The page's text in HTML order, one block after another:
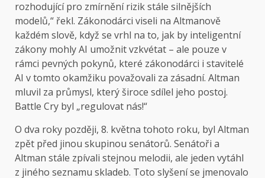
rozhodující pro zmírnění rizik stále silnějších
modelů,“ řekl. Zákonodárci viseli na Altmanově
každém slově, když se vrhl na to, jak by inteligentní
zákony mohly AI umožnit vzkvétat – ale pouze v
rámci pevných pokynů, které zákonodárci i stavitelé
AI v tomto okamžiku považovali za zásadní. Altman
mluvil za průmysl, který široce sdílel jeho postoj.
Battle Cry byl „regulovat nás!“
O dva roky později, 8. května tohoto roku, byl Altman
zpět před jinou skupinou senátorů. Senátoři a
Altman stále zpívali stejnou melodii, ale jeden vytáhl
z jiného seznamu skladeb. Toto slyšení se jmenovalo